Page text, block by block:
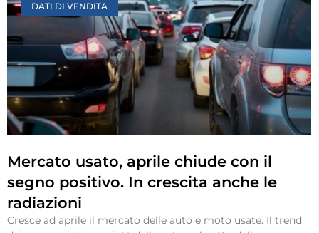
DATI DI VENDITA
Mercato usato, aprile chiude con il
segno positivo. In crescita anche le
radiazioni
Cresce ad aprile il mercato delle auto e moto usate. Il trend